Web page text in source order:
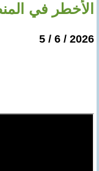
الأخطر في
2026 / 6 / 5